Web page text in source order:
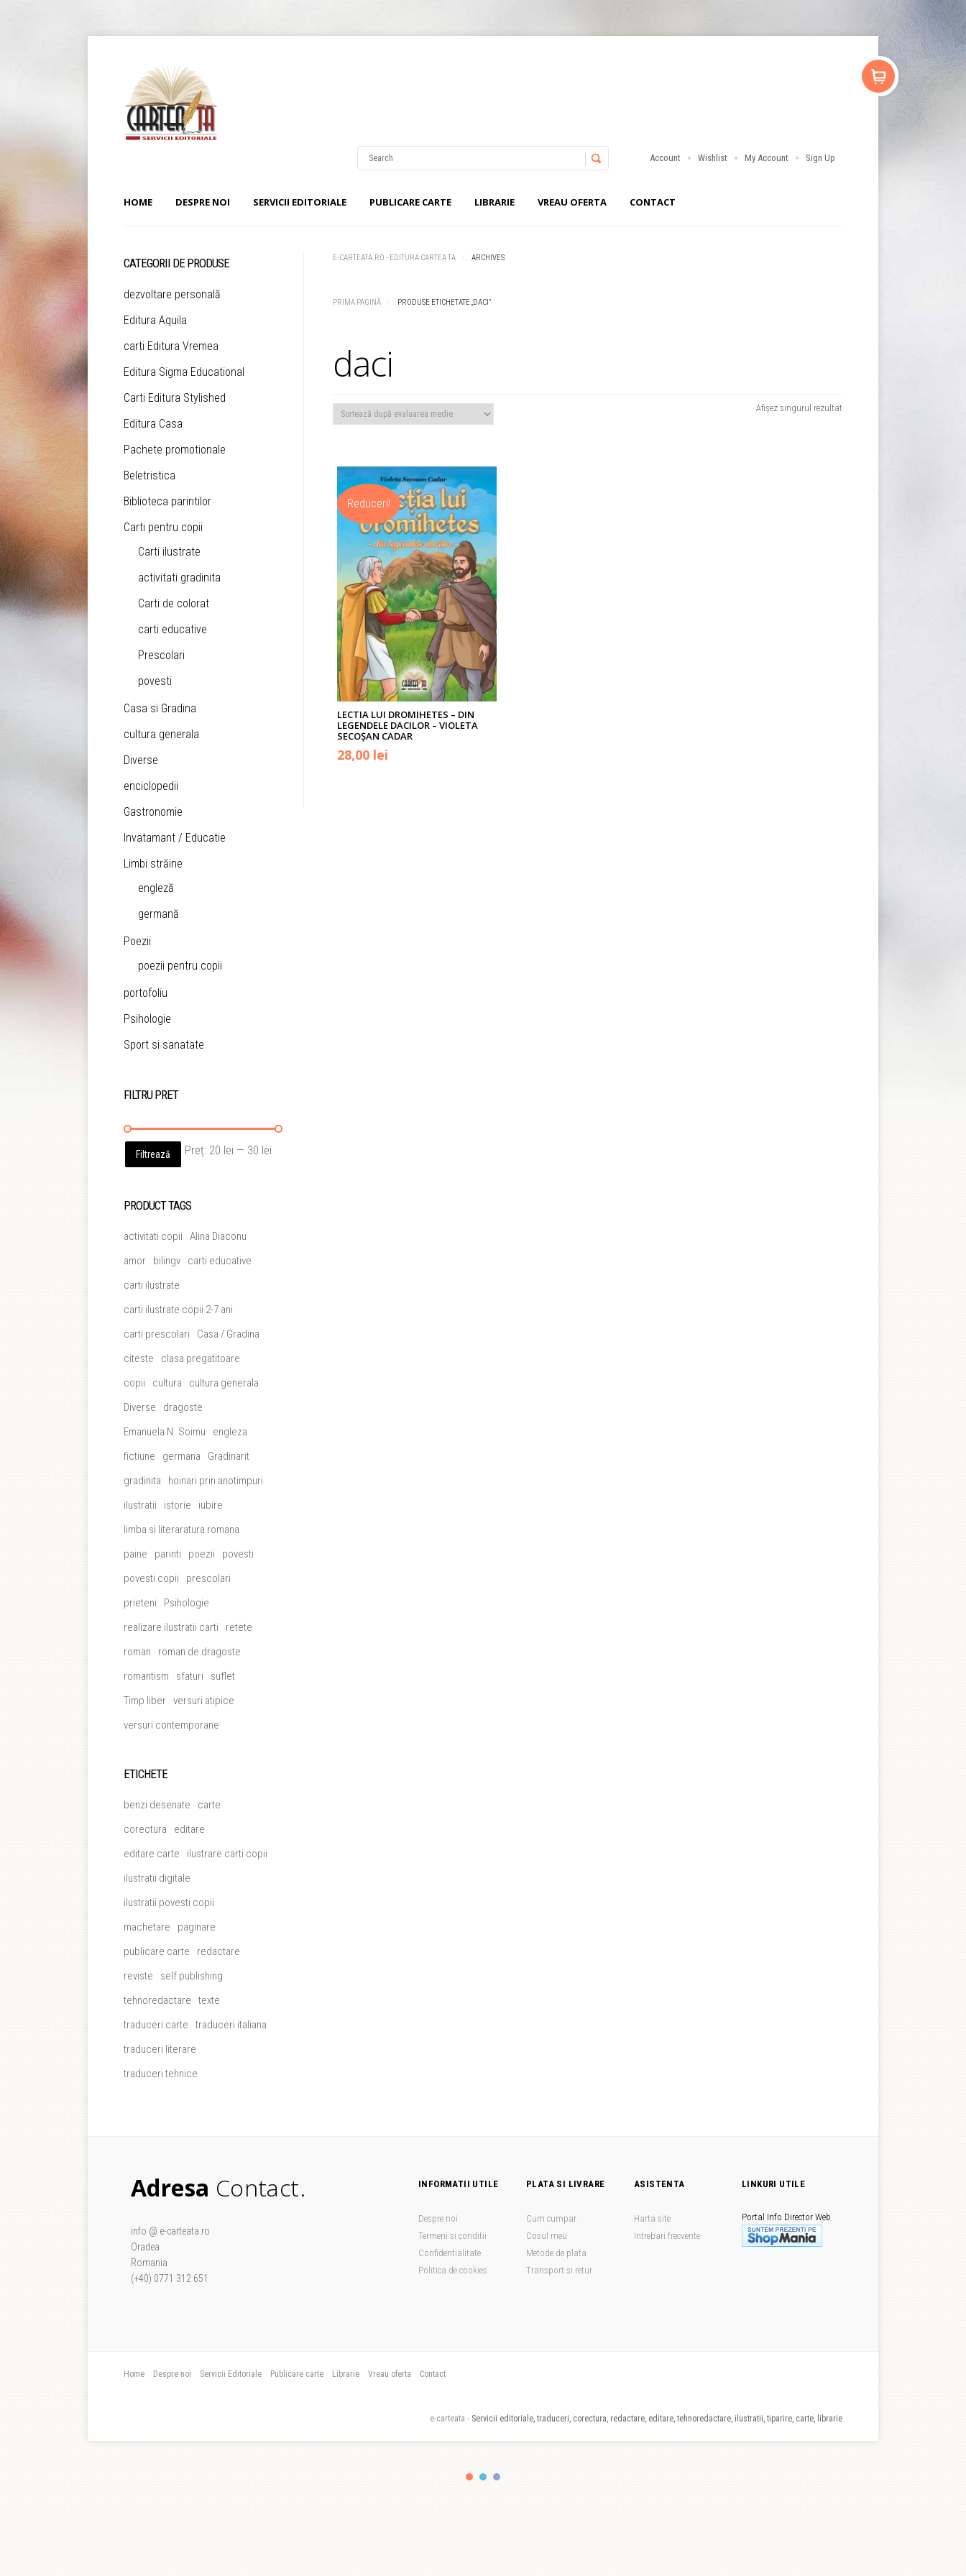
Account Wishlist My Account Sign Up
HOME DESPRE NOI SERVICII EDITORIALE PUBLICARE CARTE LIBRARIE VREAU OFERTA CONTACT
E-CARTEATA.RO - EDITURA CARTEA TA ARCHIVES
PRIMA PAGINĂ PRODUSE ETICHETATE „DACI”
daci
Afișez singurul rezultat
Reduceri!
LECTIA LUI DROMIHETES – DIN
LEGENDELE DACILOR – VIOLETA
SECOŞAN CADAR
Prețul
28,00 lei
CATEGORII DE PRODUSE
dezvoltare personală
Editura Aquila
carti Editura Vremea
Editura Sigma Educational
Carti Editura Stylished
Editura Casa
Pachete promotionale
Beletristica
Biblioteca parintilor
Carti pentru copii
Carti ilustrate
activitati gradinita
Carti de colorat
carti educative
Prescolari
povesti
Casa si Gradina
cultura generala
Diverse
enciclopedii
Gastronomie
Invatamant / Educatie
Limbi străine
engleză
germană
Poezii
poezii pentru copii
portofoliu
Psihologie
Sport si sanatate
FILTRU PRET
minim
maxim
Filtrează Preț: 20 lei — 30 lei
PRODUCT TAGS
activitati copii
Alina Diaconu
amor
bilingv
carti educative
carti ilustrate
carti ilustrate copii 2-7 ani
carti prescolari
Casa / Gradina
citeste
clasa pregatitoare
copii
cultura
cultura generala
Diverse
dragoste
Emanuela N. Soimu
engleza
fictiune
germana
Gradinarit
gradinita
hoinari prin anotimpuri
ilustratii
istorie
iubire
limba si literaratura romana
paine
parinti poezii
povesti
povesti copii
prescolari
prieteni
Psihologie
realizare ilustratii carti
retete
roman
roman de dragoste
romantism
sfaturi
suflet
Timp liber versuri atipice
versuri contemporane
ETICHETE
benzi desenate
carte
corectura
editare
editare carte
ilustrare carti copii
ilustratii digitale
ilustratii povesti copii
machetare
paginare
publicare carte
redactare
reviste
self publishing
tehnoredactare
texte
traduceri carte
traduceri italiana
traduceri literare
traduceri tehnice
Adresa Contact.
info @ e-carteata.ro
Oradea
Romania
(+40) 0771 312 651
INFORMATII UTILE
Despre noi
Termeni si conditii
Confidentialitate
Politica de cookies
PLATA SI LIVRARE
Cum cumpar
Cosul meu
Metode de plata
Transport si retur
ASISTENTA
Harta site
Intrebari frecvente
LINKURI UTILE
Portal Info Director Web
Home Despre noi Servicii Editoriale Publicare carte Librarie Vreau oferta Contact
e-carteata - Servicii editoriale, traduceri, corectura, redactare, editare, tehnoredactare, ilustratii, tiparire, carte, librarie
Password
Remember Me